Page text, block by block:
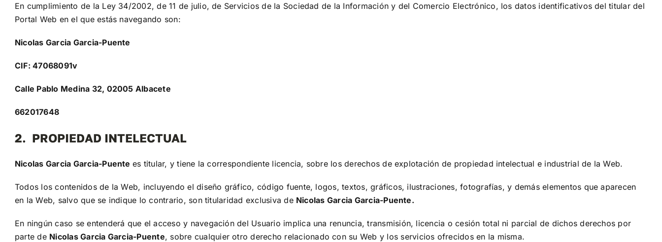
En cumplimiento de la Ley 34/2002, de 11 de julio, de Servicios de la Sociedad de la Información y del Comercio Electrónico, los datos identificativos del titular del
Portal Web en el que estás navegando son:
Nicolas Garcia Garcia-Puente
CIF: 47068091v
Calle Pablo Medina 32, 02005 Albacete
662017648
2. PROPIEDAD INTELECTUAL
Nicolas Garcia Garcia-Puente es titular, y tiene la correspondiente licencia, sobre los derechos de explotación de propiedad intelectual e industrial de la Web.
Todos los contenidos de la Web, incluyendo el diseño gráfico, código fuente, logos, textos, gráficos, ilustraciones, fotografías, y demás elementos que aparecen
en la Web, salvo que se indique lo contrario, son titularidad exclusiva de Nicolas Garcia Garcia-Puente.
En ningún caso se entenderá que el acceso y navegación del Usuario implica una renuncia, transmisión, licencia o cesión total ni parcial de dichos derechos por
parte de Nicolas Garcia Garcia-Puente, sobre cualquier otro derecho relacionado con su Web y los servicios ofrecidos en la misma.